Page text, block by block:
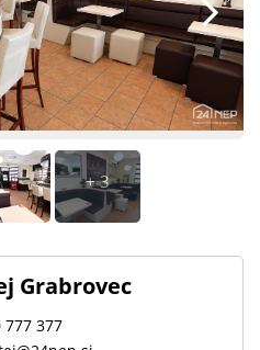
+ 3
Grabrovec
777 377